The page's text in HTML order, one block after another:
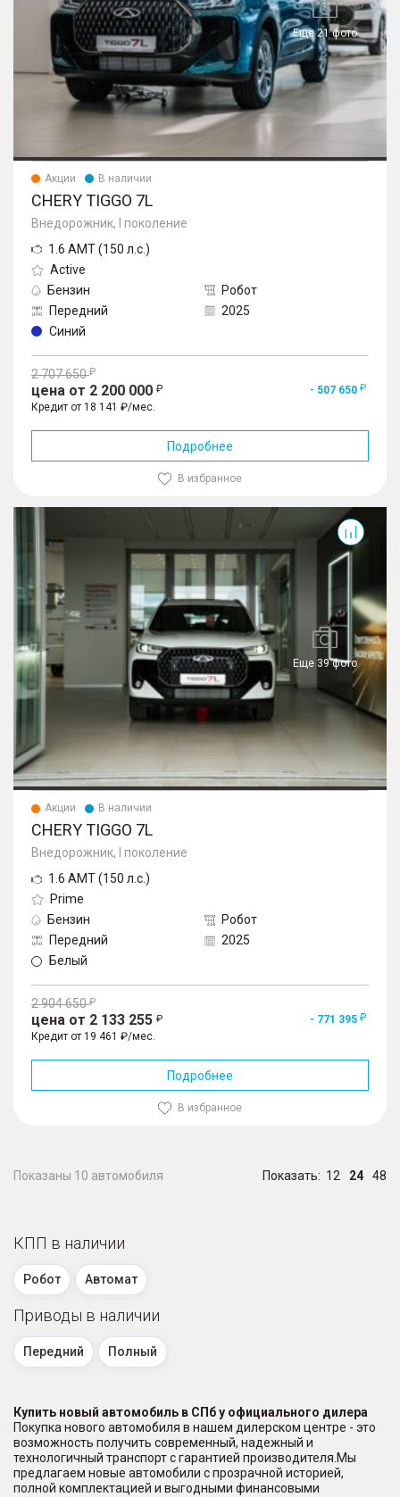
Еще 21 фото
Акции В наличии
CHERY TIGGO 7L
Внедорожник, I поколение
1.6 AMT (150 л.с.)
Active
Бензин
Робот
Передний
2025
Синий
2 707 650
цена от 2 200 000
- 507 650
Кредит от 18 141 ₽/мес.
Подробнее
В избранное
Еще 39 фото
Акции В наличии
CHERY TIGGO 7L
Внедорожник, I поколение
1.6 AMT (150 л.с.)
Prime
Бензин
Робот
Передний
2025
Белый
2 904 650
цена от 2 133 255
- 771 395
Кредит от 19 461 ₽/мес.
Подробнее
В избранное
Показаны 10 автомобиля Показать: 12 24 48
КПП в наличии
Робот Автомат
Приводы в наличии
Передний Полный
Купить новый автомобиль в СПб у официального дилера
Покупка нового автомобиля в нашем дилерском центре - это
возможность получить современный, надежный и
технологичный транспорт с гарантией производителя.Мы
предлагаем новые автомобили с прозрачной историей,
полной комплектацией и выгодными финансовыми